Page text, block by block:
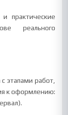
практические
реального
этапами работ,
к оформлению: